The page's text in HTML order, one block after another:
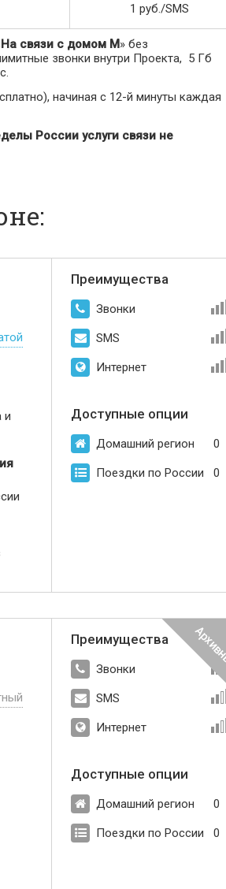
1 руб./SMS
На связи с домом M» без
звонки внутри Проекта, 5 Гб
начиная с 12-й минуты каждая
России услуги связи не
и
Преимущества
Звонки
SMS
Интернет
Доступные опции
Домашний регион 0
Поездки по России 0
Преимущества
Звонки
SMS
Интернет
Доступные опции
Домашний регион 0
Поездки по России 0